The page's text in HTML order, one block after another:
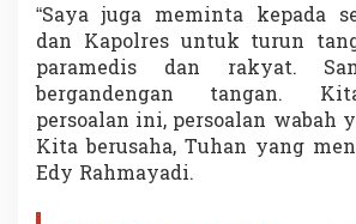
“Saya juga meminta kepada
dan Kapolres untuk turun
paramedis dan rakyat.
bergandengan tangan.
persoalan ini, persoalan wabah
Kita berusaha, Tuhan yang
Edy Rahmayadi.